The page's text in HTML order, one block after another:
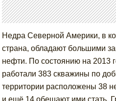
Недра Северной Америки, в
страна, обладают большими
нефти. По состоянию на 2013
работали 383 скважины по
территории расположены 38